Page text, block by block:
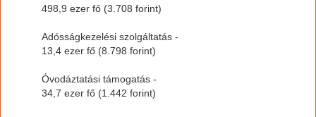
498,9 ezer fő (3.708 forint)
Adósságkezelési szolgáltatás -
13,4 ezer fő (8.798 forint)
Óvodáztatási támogatás -
34,7 ezer fő (1.442 forint)